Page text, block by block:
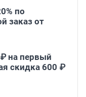
по
заказ от
на первый
скидка 600 ₽